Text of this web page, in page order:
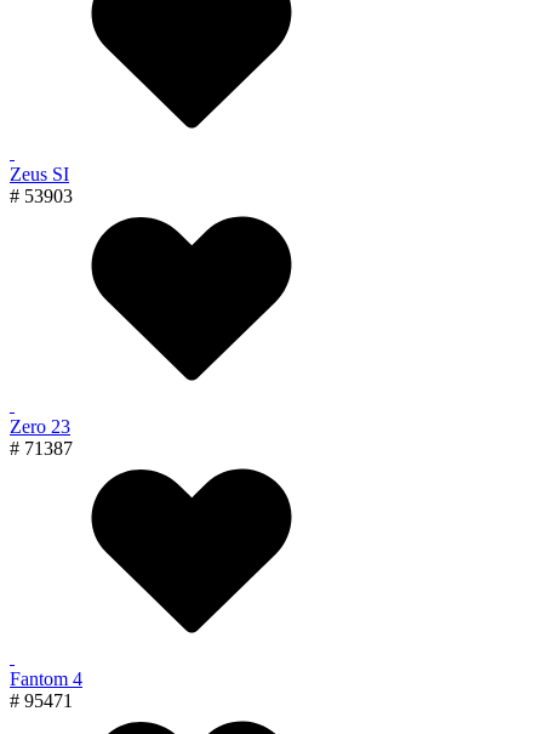
Zeus SI
# 53903
Zero 23
# 71387
Fantom 4
# 95471